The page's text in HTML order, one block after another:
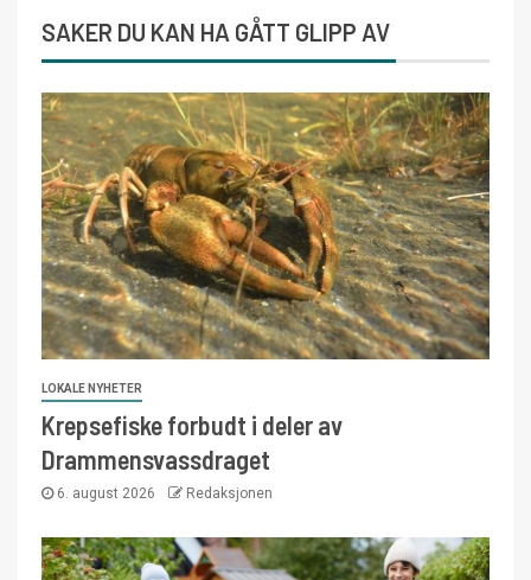
SAKER DU KAN HA GÅTT GLIPP AV
LOKALE NYHETER
Krepsefiske forbudt i deler av
Drammensvassdraget
6. august 2026 Redaksjonen